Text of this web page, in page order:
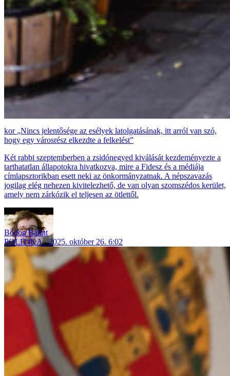
„Nincs jelentősége az esélyek latolgatásának, itt arról van szó,
hogy egy városrész elkezdte a felkelést”
Két rabbi szeptemberben a zsidónegyed kiválását kezdeményezte a
tarthatatlan állapotokra hivatkozva, mire a Fidesz és a médiája
címlapsztorikban esett neki az önkormányzatnak. A népszavazás
jogilag elég nehezen kivitelezhető, de van olyan szomszédos kerület,
amely nem zárkózik el teljesen az ötlettől.
Bódog Bálint
POLITIKA
2025. október 26. 6:02